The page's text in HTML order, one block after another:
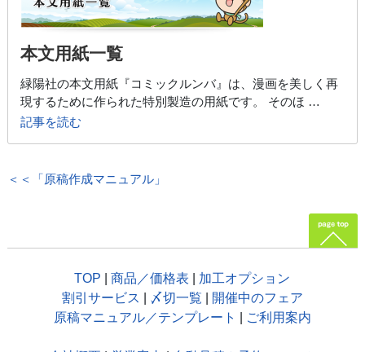
本文用紙一覧
緑陽社の本文用紙『コミックルンバ』は、漫画を美しく再
現するために作られた特別製造の用紙です。 そのほ …
記事を読む
＜＜「原稿作成マニュアル」
TOP 商品／価格表
加工オプション
割引サービス
〆切一覧
開催中のフェア
原稿マニュアル／テンプレート
ご利用案内